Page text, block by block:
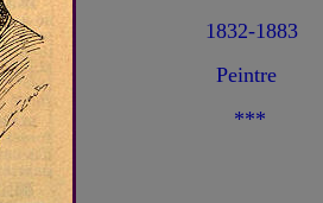
1832-1883
Peintre
***